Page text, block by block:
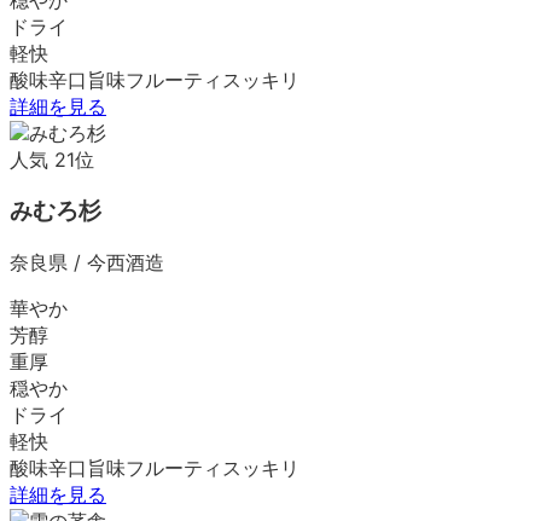
ドライ
軽快
酸味辛口 旨味フルーティ スッキリ
詳細を見る
人気 21位
みむろ杉
奈良県 / 今西酒造
華やか
芳醇
重厚
穏やか
ドライ
軽快
酸味辛口 旨味フルーティ スッキリ
詳細を見る